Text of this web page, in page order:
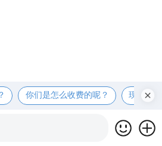
你们是怎么收费的呢？ 现在有